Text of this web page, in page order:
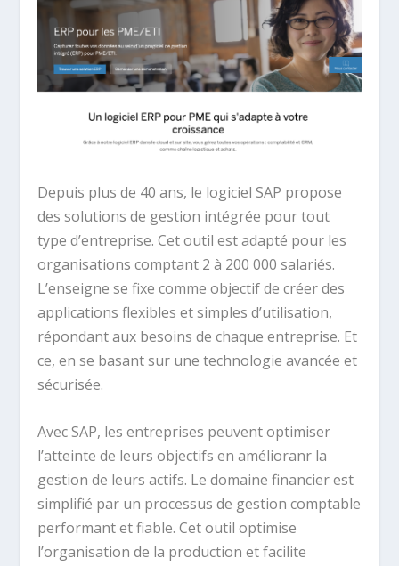
Depuis plus de 40 ans, le logiciel SAP propose
des solutions de gestion intégrée pour tout
type d’entreprise. Cet outil est adapté pour les
organisations comptant 2 à 200 000 salariés.
L’enseigne se fixe comme objectif de créer des
applications flexibles et simples d’utilisation,
répondant aux besoins de chaque entreprise. Et
ce, en se basant sur une technologie avancée et
sécurisée.
Avec SAP, les entreprises peuvent optimiser
l’atteinte de leurs objectifs en amélioranr la
gestion de leurs actifs. Le domaine financier est
simplifié par un processus de gestion comptable
performant et fiable. Cet outil optimise
l’organisation de la production et facilite